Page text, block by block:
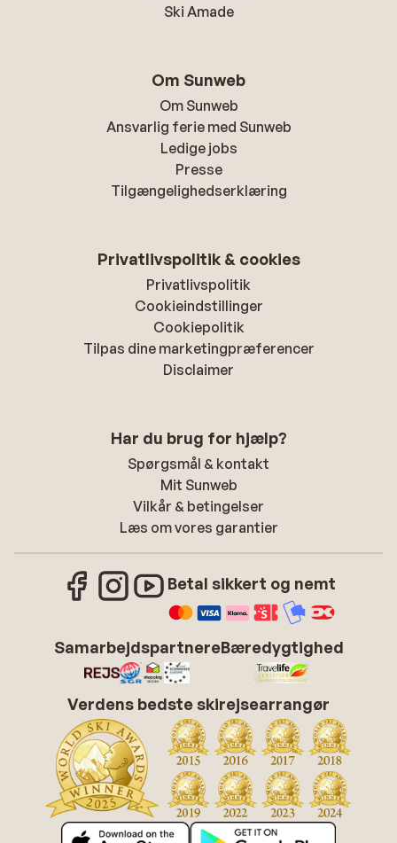
Ski Amade
Om Sunweb
Om Sunweb
Ansvarlig ferie med Sunweb
Ledige jobs
Presse
Tilgængelighedserklæring
Privatlivspolitik & cookies
Privatlivspolitik
Cookieindstillinger
Cookiepolitik
Tilpas dine marketingpræferencer
Disclaimer
Har du brug for hjælp?
Spørgsmål & kontakt
Mit Sunweb
Vilkår & betingelser
Læs om vores garantier
Betal sikkert og nemt
SamarbejdspartnereBæredygtighed
Verdens bedste skirejsearrangør